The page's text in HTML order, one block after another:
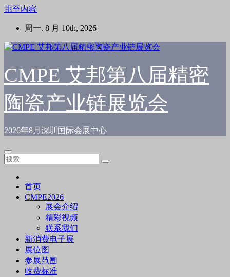
跳至内容
周一. 8 月 10th, 2026
CMPE 艾邦第八届精密
陶瓷产业链展览会
2026年8月深圳国际会展中心
首页
CMPE2026
展会介绍
精彩视频
联系我们
新消费电子展
展位图
参展范围
收费标准